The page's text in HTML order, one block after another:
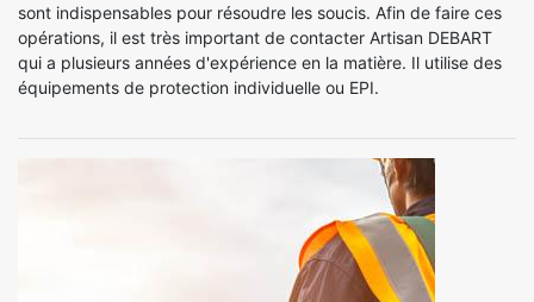
sont indispensables pour résoudre les soucis. Afin de faire ces
opérations, il est très important de contacter Artisan DEBART
qui a plusieurs années d'expérience en la matière. Il utilise des
équipements de protection individuelle ou EPI.